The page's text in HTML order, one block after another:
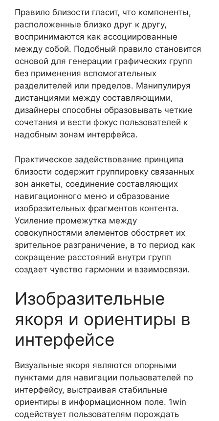
Правило близости гласит, что компоненты,
расположенные близко друг к другу,
воспринимаются как ассоциированные
между собой. Подобный правило становится
основой для генерации графических групп
без применения вспомогательных
разделителей или пределов. Манипулируя
дистанциями между составляющими,
дизайнеры способны образовывать четкие
сочетания и вести фокус пользователей к
надобным зонам интерфейса.
Практическое задействование принципа
близости содержит группировку связанных
зон анкеты, соединение составляющих
навигационного меню и образование
изобразительных фрагментов контента.
Усиление промежутка между
совокупностями элементов обостряет их
зрительное разграничение, в то период как
сокращение расстояний внутри групп
создает чувство гармонии и взаимосвязи.
Изобразительные
якоря и ориентиры в
интерфейсе
Визуальные якоря являются опорными
пунктами для навигации пользователей по
интерфейсу, выстраивая стабильные
ориентиры в информационном поле. 1win
содействует пользователям порождать